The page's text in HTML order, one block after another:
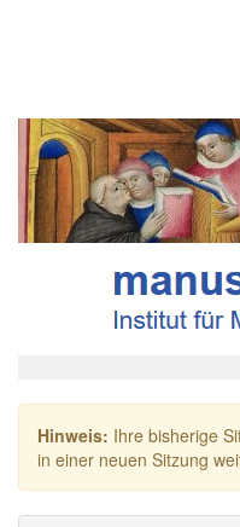
Hinweis: Ihre bisherige
in einer neuen Sitzung